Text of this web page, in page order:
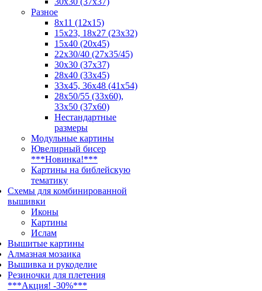
Разное
8x11 (12x15)
15x23, 18х27 (23х32)
15x40 (20x45)
22х30/40 (27х35/45)
30x30 (37x37)
28x40 (33x45)
33х45, 36х48 (41х54)
28х50/55 (33х60),
33x50 (37x60)
Нестандартные
размеры
Модульные картины
Ювелирный бисер
***Новинка!***
Картины на библейскую
тематику
Схемы для комбинированной
вышивки
Иконы
Картины
Ислам
Вышитые картины
Алмазная мозаика
Вышивка и рукоделие
Резиночки для плетения
***Акция! -30%***